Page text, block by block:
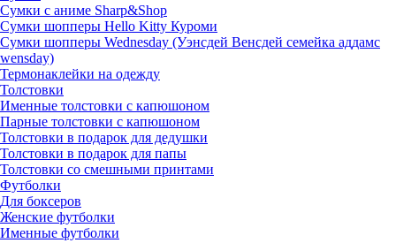
Сумки с аниме Sharp&Shop
Сумки шопперы Hello Kitty Куроми
Сумки шопперы Wednesday (Уэнсдей Венсдей семейка аддамс
wensday)
Термонаклейки на одежду
Толстовки
Именные толстовки с капюшоном
Парные толстовки с капюшоном
Толстовки в подарок для дедушки
Толстовки в подарок для папы
Толстовки со смешными принтами
Футболки
Для боксеров
Женские футболки
Именные футболки